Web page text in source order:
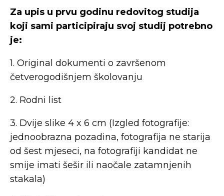
Za upis u prvu godinu redovitog studija
koji sami participiraju svoj studij potrebno
je:
1. Original dokumenti o završenom
četverogodišnjem školovanju
2. Rodni list
3. Dvije slike 4 x 6 cm (Izgled fotografije:
jednoobrazna pozadina, fotografija ne starija
od šest mjeseci, na fotografiji kandidat ne
smije imati šešir ili naočale zatamnjenih
stakala)